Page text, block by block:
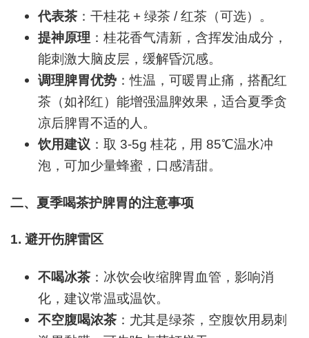
代表茶 ：干桂花 + 绿茶 / 红茶（可选）。
提神原理 ：桂花香气清新，含挥发油成分，
能刺激大脑皮层，缓解昏沉感。
调理脾胃优势 ：性温，可暖胃止痛，搭配红
茶（如祁红）能增强温脾效果，适合夏季贪
凉后脾胃不适的人。
饮用建议 ：取 3-5g 桂花，用 85℃温水冲
泡，可加少量蜂蜜，口感清甜。
二、夏季喝茶护脾胃的注意事项
1. 避开伤脾雷区
不喝冰茶 ：冰饮会收缩脾胃血管，影响消
化，建议常温或温饮。
不空腹喝浓茶 ：尤其是绿茶，空腹饮用易刺